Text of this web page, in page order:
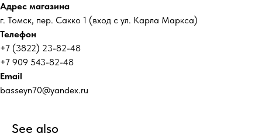
Адрес магазина
г. Томск, пер. Сакко 1 (вход с ул. Карла Маркса)
Телефон
+7 (3822) 23-82-48
+7 909 543-82-48
Email
basseyn70@yandex.ru
See also